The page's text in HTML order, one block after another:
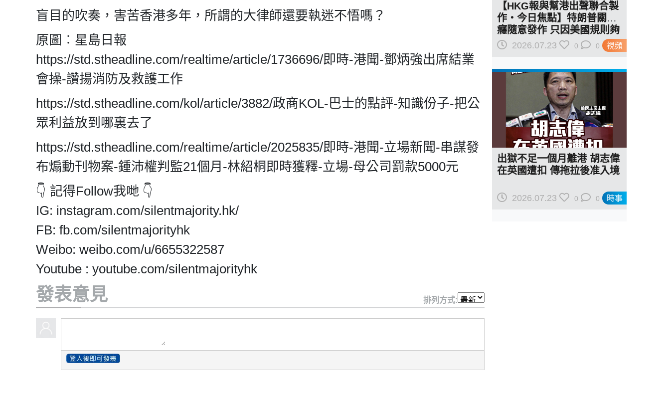
盲目的吹奏，害苦香港多年，所謂的大律師還要執迷不悟嗎？
原圖︰星島日報
https://std.stheadline.com/realtime/article/1736696/即時-港聞-鄧炳強出席結業
會操-讚揚消防及救護工作
https://std.stheadline.com/kol/article/3882/政商KOL-巴士的點評-知識份子-把公
眾利益放到哪裏去了
https://std.stheadline.com/realtime/article/2025835/即時-港聞-立場新聞-串謀發
布煽動刊物案-鍾沛權判監21個月-林紹桐即時獲釋-立場-母公司罰款5000元
👇 記得Follow我哋 👇
IG: instagram.com/silentmajority.hk/
FB: fb.com/silentmajorityhk
Weibo: weibo.com/u/6655322587
Youtube : youtube.com/silentmajorityhk
發表意見 排列方式:
視頻
【HKG報與幫港出聲聯合製
作‧今日焦點】特朗普關稅
癮隨意發作 只因美國規則夠
惡 又有笑料 出獄赴英尋庇
2026.07.23 0 0
時事
出獄不足一個月離港 胡志偉
在英國遭扣 傳拖拉後准入境
2026.07.23 0 0